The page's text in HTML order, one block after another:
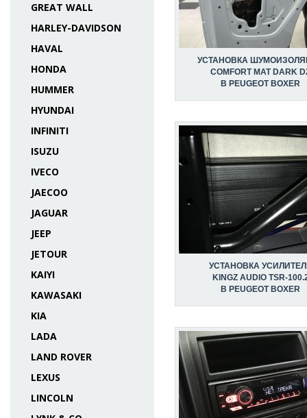
GREAT WALL
HARLEY-DAVIDSON
HAVAL
HONDA
HUMMER
HYUNDAI
INFINITI
ISUZU
IVECO
JAECOO
JAGUAR
JEEP
JETOUR
KAIYI
KAWASAKI
KIA
LADA
LAND ROVER
LEXUS
LINCOLN
УСТАНОВКА
COMFORT MAT DARK
В PEUGEOT BOXER
УСТАНОВКА
KINGZ AUDIO TSR-
В PEUGEOT BOXER